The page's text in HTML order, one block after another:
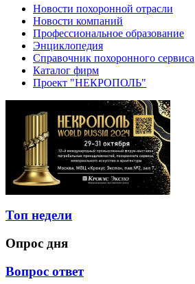
Новости похоронной отрасли
Новости компаний
Профессиональное образование
Энциклопедия
Справочник похоронного сервиса
Каталог фирм
Проект "НЕКРОПОЛЬ"
Топ недели
Опрос дня
Вопрос ответ